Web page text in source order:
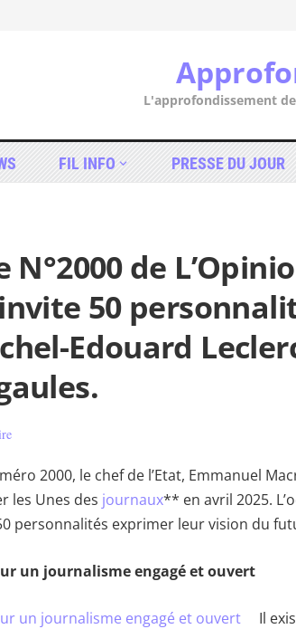
L'approfondissement
FIL INFO PRESSE DU JOUR
N°2000 de
50
Edouard
2000, le chef de l’Etat, Emmanuel
les Unes des journaux** en avril 2025.
personnalités exprimer leur vision du
un journalisme engagé et ouvert
Il